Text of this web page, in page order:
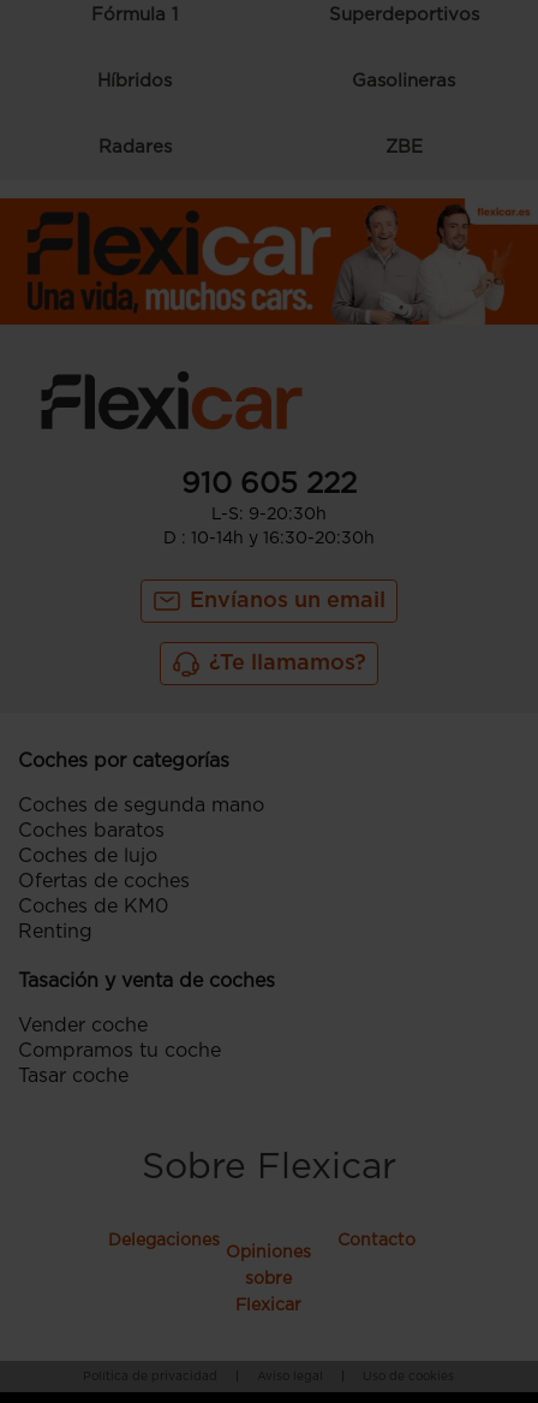
Fórmula 1 Superdeportivos
Híbridos Gasolineras
Radares ZBE
910 605 222
L-S: 9-20:30h
D : 10-14h y 16:30-20:30h
Envíanos un email
¿Te llamamos?
Coches por categorías
Coches de segunda mano
Coches baratos
Coches de lujo
Ofertas de coches
Coches de KM0
Renting
Tasación y venta de coches
Vender coche
Compramos tu coche
Tasar coche
Sobre Flexicar
Delegaciones
Opiniones
sobre
Flexicar
Contacto
Política de privacidad Aviso legal